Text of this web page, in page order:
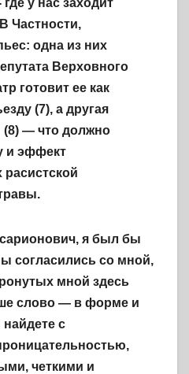
Частности,
одна из них
Верховного
готовит ее как
(7), а другая
— что должно
и эффект
я был бы
согласились со мной,
мной здесь
слово — в форме и
с
четкими и